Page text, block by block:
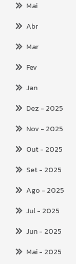
Mai
Abr
Mar
Fev
Jan
Dez - 2025
Nov- 2025
Out- 2025
Set- 2025
Ago - 2025
Jul- 2025
Jun- 2025
Mai- 2025